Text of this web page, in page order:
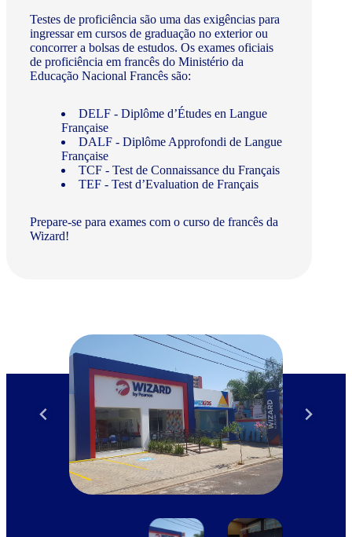
Testes de proficiência são uma das exigências para
ingressar em cursos de graduação no exterior ou
concorrer a bolsas de estudos. Os exames oficiais
de proficiência em francês do Ministério da
Educação Nacional Francês são:
DELF - Diplôme d’Études en Langue
Française
DALF - Diplôme Approfondi de Langue
Française
TCF - Test de Connaissance du Français
TEF - Test d’Evaluation de Français
Prepare-se para exames com o curso de francês da
Wizard!